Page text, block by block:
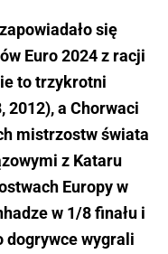
się
Euro 2024 z racji
to trzykrotni
2012), a Chorwaci
mistrzostw świata
z Kataru
Europy w
w 1/8 finału i
dogrywce wygrali